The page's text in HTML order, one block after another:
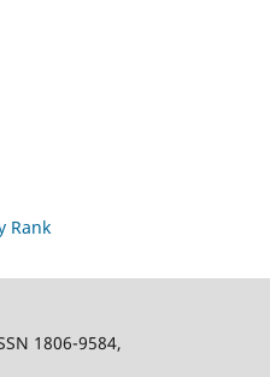
1806-9584,